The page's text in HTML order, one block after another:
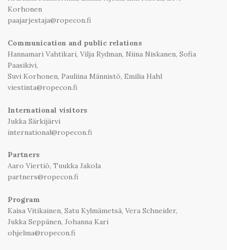
Korhonen
paajarjestaja@ropecon.fi
Communication and public relations
Hannamari Vahtikari, Vilja Rydman, Niina Niskanen, Sofia
Paasikivi,
Suvi Korhonen, Pauliina Männistö, Emilia Hahl
viestinta@ropecon.fi
International visitors
Jukka Särkijärvi
international@ropecon.fi
Partners
Aaro Viertiö, Tuukka Jakola
partners@ropecon.fi
Program
Kaisa Vitikainen, Satu Kylmämetsä, Vera Schneider,
Jukka Seppänen, Johanna Kari
ohjelma@ropecon.fi